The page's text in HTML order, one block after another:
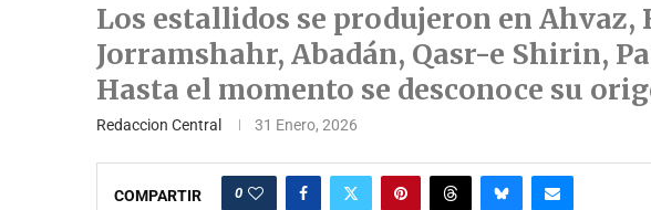
Los estallidos se produjeron en Ahvaz,
Jorramshahr, Abadán, Qasr-e Shirin,
Hasta el momento se desconoce su
Redaccion Central 31 Enero, 2026
COMPARTIR 0